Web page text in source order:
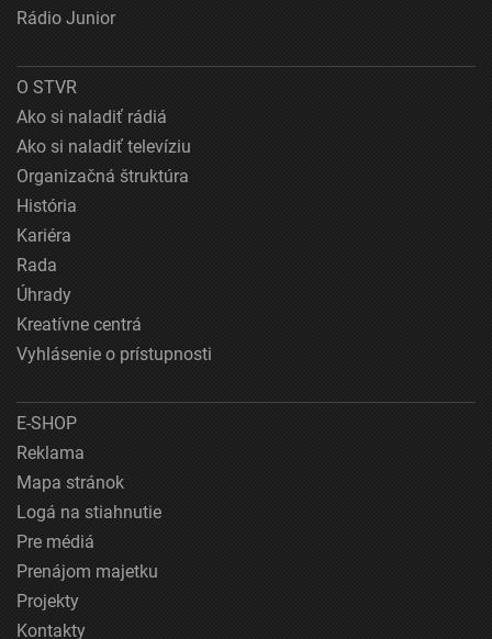
Rádio Junior
O STVR
Ako si naladiť rádiá
Ako si naladiť televíziu
Organizačná štruktúra
História
Kariéra
Rada
Úhrady
Kreatívne centrá
Vyhlásenie o prístupnosti
E-SHOP
Reklama
Mapa stránok
Logá na stiahnutie
Pre médiá
Prenájom majetku
Projekty
Kontakty